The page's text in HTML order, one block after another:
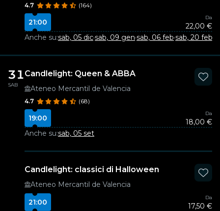
4.7 (164)
21:00
Da
22,00 €
Anche su:sab, 05 dic·sab, 09 gen·sab, 06 feb·sab, 20 feb
31
SAB
Candlelight: Queen & ABBA
Ateneo Mercantil de Valencia
4.7 (68)
19:00
Da
18,00 €
Anche su:sab, 05 set
Candlelight: classici di Halloween
Ateneo Mercantil de Valencia
21:00
Da
17,50 €